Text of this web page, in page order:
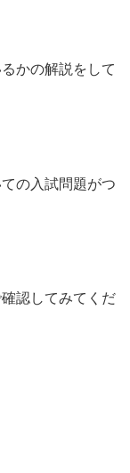
かの解説をして
の入試問題がつ
認してみてくだ